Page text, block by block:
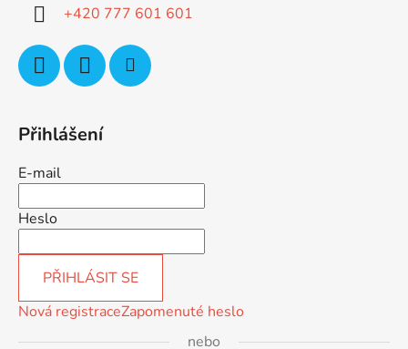
+420 777 601 601
Přihlášení
E-mail
Heslo
PŘIHLÁSIT SE
Nová registraceZapomenuté heslo
nebo